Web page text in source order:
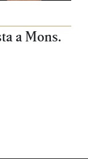
a Mons.